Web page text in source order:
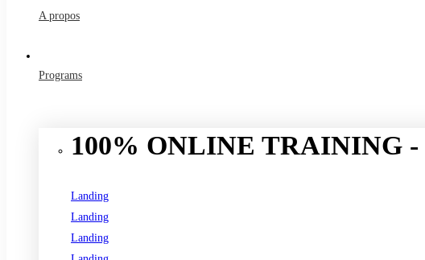
A propos
Programs
100% ONLINE TRAINING -
Landing
Landing
Landing